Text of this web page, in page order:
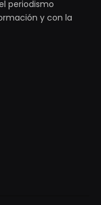
periodismo
y con la